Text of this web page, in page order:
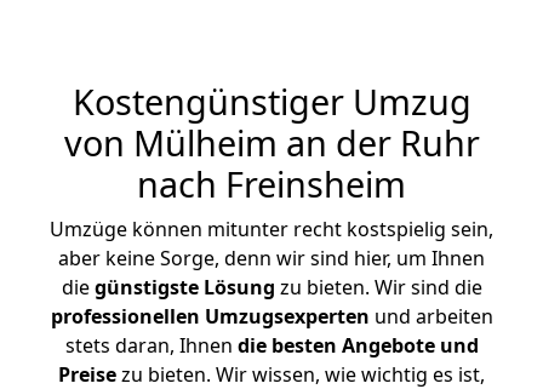
Kostengünstiger Umzug
von Mülheim an der Ruhr
nach Freinsheim
Umzüge können mitunter recht kostspielig sein,
aber keine Sorge, denn wir sind hier, um Ihnen
diegünstigste Lösung zu bieten. Wir sind die
professionellen Umzugsexperten und arbeiten
stets daran, Ihnen die besten Angebote und
Preisezu bieten. Wir wissen, wie wichtig es ist,